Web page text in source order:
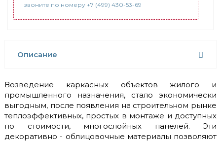
звоните по номеру +7 (499) 430-53-69
Описание
Возведение каркасных объектов жилого и
промышленного назначения, стало экономически
выгодным, после появления на строительном рынке
теплоэффективных, простых в монтаже и доступных
по стоимости, многослойных панелей. Эти
декоративно - облицовочные материалы позволяют